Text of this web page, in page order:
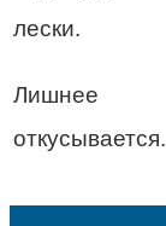
лески.
Лишнее
откусывается.